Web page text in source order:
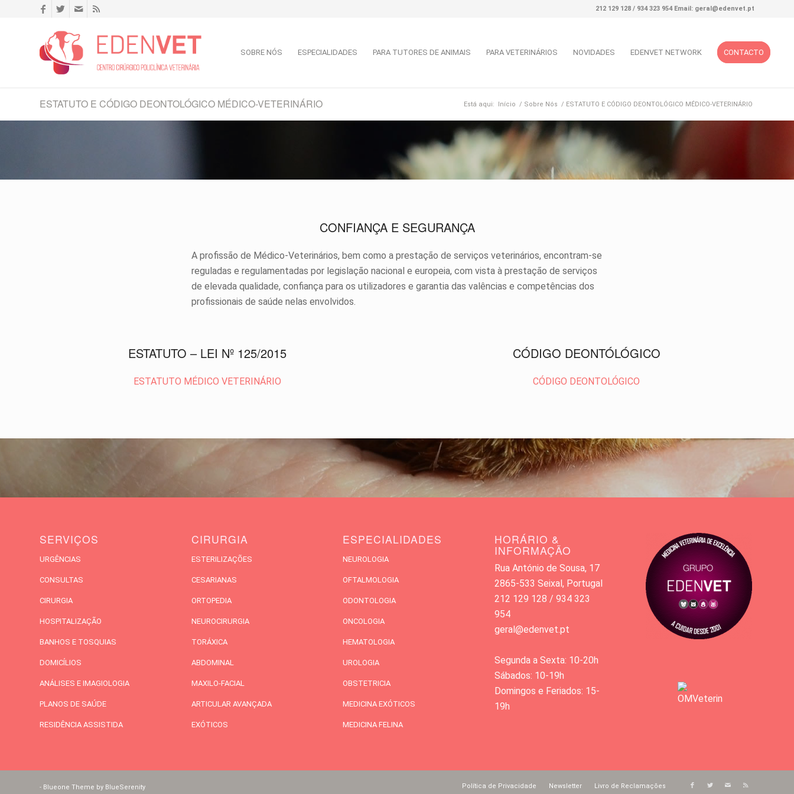
212 129 128 / 934 323 954 Email: geral@edenvet.pt
SOBRE NÓS ESPECIALIDADES PARA TUTORES DE ANIMAIS PARA VETERINÁRIOS NOVIDADES EDENVET NETWORK CONTACTO
ESTATUTO E CÓDIGO DEONTOLÓGICO MÉDICO-VETERINÁRIO Está aqui: Início / Sobre Nós / ESTATUTO E CÓDIGO DEONTOLÓGICO MÉDICO-VETERINÁRIO
CONFIANÇA E SEGURANÇA
A profissão de Médico-Veterinários, bem como a prestação de serviços veterinários, encontram-se
reguladas e regulamentadas por legislação nacional e europeia, com vista à prestação de serviços
de elevada qualidade, confiança para os utilizadores e garantia das valências e competências dos
profissionais de saúde nelas envolvidos.
ESTATUTO – LEI Nº 125/2015
ESTATUTO MÉDICO VETERINÁRIO
CÓDIGO DEONTÓLÓGICO
CÓDIGO DEONTOLÓGICO
SERVIÇOS
URGÊNCIAS
CONSULTAS
CIRURGIA
HOSPITALIZAÇÃO
BANHOS E TOSQUIAS
DOMICÍLIOS
ANÁLISES E IMAGIOLOGIA
PLANOS DE SAÚDE
RESIDÊNCIA ASSISTIDA
CIRURGIA
ESTERILIZAÇÕES
CESARIANAS
ORTOPEDIA
NEUROCIRURGIA
TORÁXICA
ABDOMINAL
MAXILO-FACIAL
ARTICULAR AVANÇADA
EXÓTICOS
ESPECIALIDADES
NEUROLOGIA
OFTALMOLOGIA
ODONTOLOGIA
ONCOLOGIA
HEMATOLOGIA
UROLOGIA
OBSTETRICIA
MEDICINA EXÓTICOS
MEDICINA FELINA
HORÁRIO &
INFORMAÇÃO
Rua António de Sousa, 17
2865-533 Seixal, Portugal
212 129 128 / 934 323
954
geral@edenvet.pt
Segunda a Sexta: 10-20h
Sábados: 10-19h
Domingos e Feriados: 15-
19h
- Blueone Theme by BlueSerenity Política de Privacidade Newsletter Livro de Reclamações